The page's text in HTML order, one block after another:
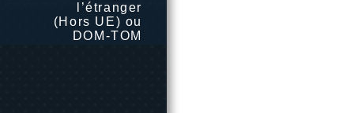
l’étranger
(Hors UE) ou
DOM-TOM